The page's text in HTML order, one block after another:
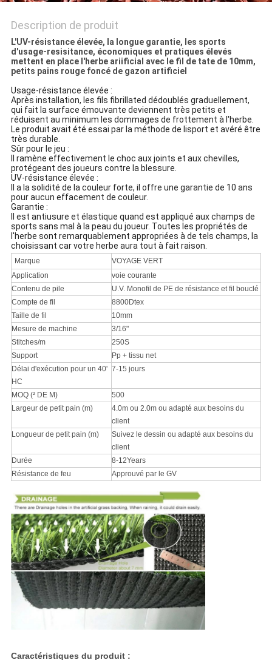
Description de produit
L'UV-résistance élevée, la longue garantie, les sports
d'usage-resisitance, économiques et pratiques élevés
mettent en place l'herbe ariificial avec le fil de tate de 10mm,
petits pains rouge foncé de gazon artificiel
Usage-résistance élevée :
Après installation, les fils fibrillated dédoublés graduellement,
qui fait la surface émouvante deviennent très petits et
réduisent au minimum les dommages de frottement à l'herbe.
Le produit avait été essai par la méthode de lisport et avéré être
très durable.
Sûr pour le jeu :
Il ramène effectivement le choc aux joints et aux chevilles,
protégeant des joueurs contre la blessure.
UV-résistance élevée :
Il a la solidité de la couleur forte, il offre une garantie de 10 ans
pour aucun effacement de couleur.
Garantie :
Il est antiusure et élastique quand est appliqué aux champs de
sports sans mal à la peau du joueur. Toutes les propriétés de
l'herbe sont remarquablement appropriées à de tels champs, la
choisissant car votre herbe aura tout à fait raison.
Marque
VOYAGE VERT
Application
voie courante
Contenu de pile
U.V. Monofil de PE de résistance et fil bouclé
Compte de fil
8800Dtex
Taille de fil
10mm
Mesure de machine
3/16"
Stitches/m
250S
Support
Pp + tissu net
Délai d'exécution pour un 40'
HC
7-15 jours
MOQ (² DE M)
500
Largeur de petit pain (m)
4.0m ou 2.0m ou adapté aux besoins du
client
Longueur de petit pain (m)
Suivez le dessin ou adapté aux besoins du
client
Durée
8-12Years
Résistance de feu
Approuvé par le GV
Caractéristiques du produit :